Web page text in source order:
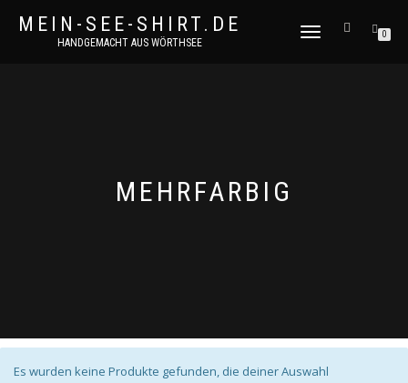
MEIN-SEE-SHIRT.DE
HANDGEMACHT AUS WÖRTHSEE
NAVIGATION
0
MEHRFARBIG
Es wurden keine Produkte gefunden, die deiner Auswahl